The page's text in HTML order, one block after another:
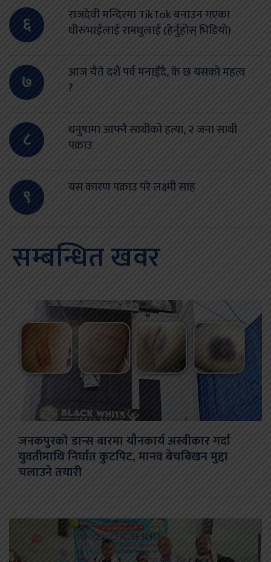
६
राजदेवी मन्दिरमा TikTok बनाउन गएका
धीरुभाईलाई रामधुलाई (हेर्नुहोस् भिडियो)
७
आज चैते दशैं पर्व मनाइँदै, के छ यसको महत्व
?
८
धनुषामा आफ्नै साथीको हत्या, २ जना साथी
पक्राउ
९ यस कारण पक्राउ परे लक्ष्मी साह
सम्बन्धित खवर
जनकपुरको डान्स बारमा यौनकार्य अस्वीकार गर्दा
युवतीमाथि निर्घात कुटपिट, मानव बेचबिखन मुद्दा
चलाउने तयारी